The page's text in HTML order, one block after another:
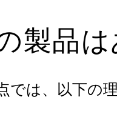
製品
では、以下の